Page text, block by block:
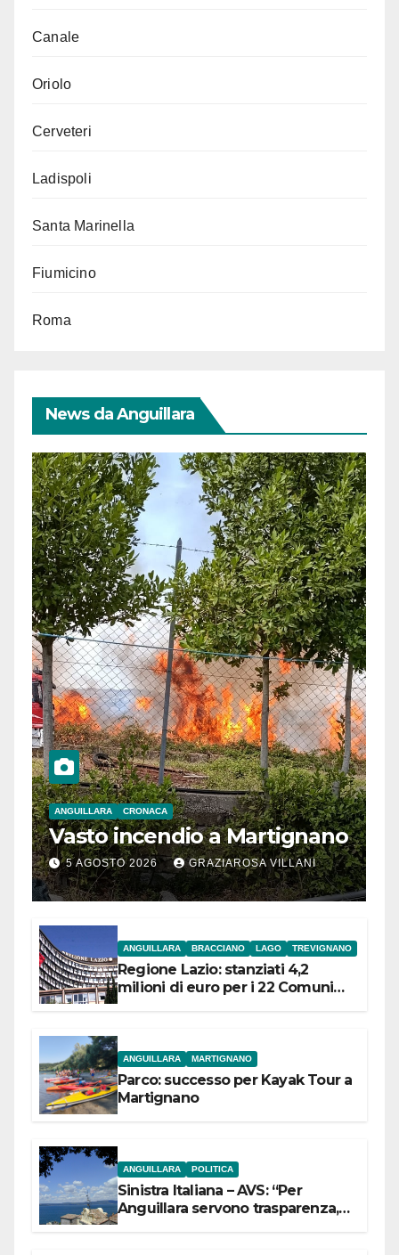
Canale
Oriolo
Cerveteri
Ladispoli
Santa Marinella
Fiumicino
Roma
News da Anguillara
ANGUILLARA CRONACA
Vasto incendio a Martignano
5 AGOSTO 2026 GRAZIAROSA VILLANI
ANGUILLARA BRACCIANO LAGO TREVIGNANO
Regione Lazio: stanziati 4,2
milioni di euro per i 22 Comuni
ANGUILLARA MARTIGNANO
Parco: successo per Kayak Tour a
Martignano
ANGUILLARA POLITICA
Sinistra Italiana – AVS: “Per
Anguillara servono trasparenza,